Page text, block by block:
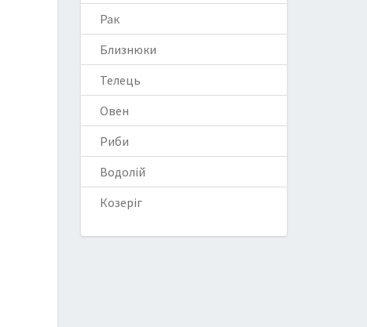
Рак
Близнюки
Телець
Овен
Риби
Водолій
Козеріг